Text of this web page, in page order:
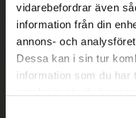
vidarebefordrar även
information från din
annons- och
Dessa kan i sin tur
information som du har
Hämta på